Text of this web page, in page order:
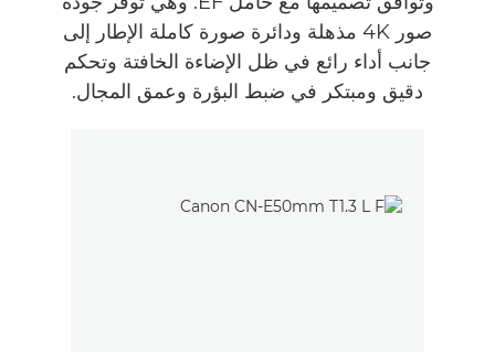
صور 4K مذهلة ودائرة صورة كاملة الإطار إلى
جانب أداء رائع في ظل الإضاءة الخافتة وتحكم
دقيق ومبتكر في ضبط البؤرة وعمق المجال.